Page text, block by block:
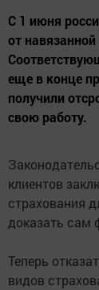
С 1 июня
от
еще в конце
получили
свою работу.
клиентов
страхования
доказать сам
Теперь
видов